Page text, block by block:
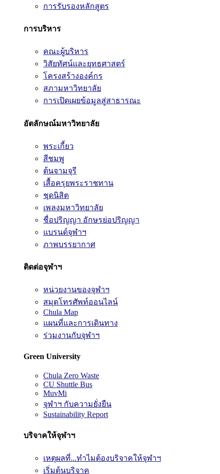
การรับรองหลักสูตร
การบริหาร
คณะผู้บริหาร
วิสัยทัศน์และยุทธศาสตร์
โครงสร้างองค์กร
สภามหาวิทยาลัย
การเปิดเผยข้อมูลสู่สาธารณะ
อัตลักษณ์มหาวิทยาลัย
พระเกี้ยว
สีชมพู
ต้นจามจุรี
เสื้อครุยพระราชทาน
ชุดนิสิต
เพลงมหาวิทยาลัย
ชื่อปริญญา อักษรย่อปริญญา
แบรนด์จุฬาฯ
ภาพบรรยากาศ
ติดต่อจุฬาฯ
หน่วยงานของจุฬาฯ
สมุดโทรศัพท์ออนไลน์
Chula Map
แผนที่และการเดินทาง
ร่วมงานกับจุฬาฯ
Green University
Chula Zero Waste
CU Shuttle Bus
MuvMi
จุฬาฯ กับความยั่งยืน
Sustainability Report
บริจาคให้จุฬาฯ
เหตุผลที่...ทำไมต้องบริจาคให้จุฬาฯ
เริ่มต้นบริจาค